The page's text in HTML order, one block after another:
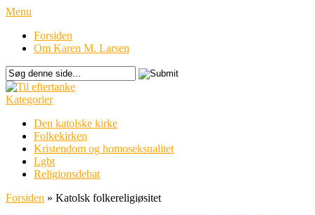
Menu
Forsiden
Om Karen M. Larsen
Kategorier
Den katolske kirke
Folkekirken
Kristendom og homoseksualitet
Lgbt
Religionsdebat
Forsiden » Katolsk folkereligiøsitet